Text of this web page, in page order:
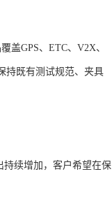
盖GPS、ETC、V2X、
持既有测试规范、夹具
续增加，客户希望在保